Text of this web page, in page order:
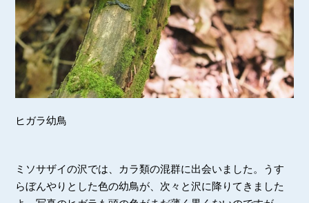
ヒガラ幼鳥
ミソサザイの沢では、カラ類の混群に出会いました。うす
らぼんやりとした色の幼鳥が、次々と沢に降りてきました